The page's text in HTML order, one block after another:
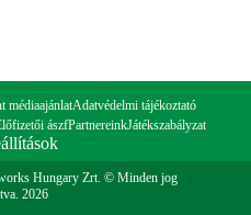
médiaajánlatAdatvédelmi tájékoztató
ászfPartnereinkJátékszabályzat
Hungary Zrt. © Minden jog
2026